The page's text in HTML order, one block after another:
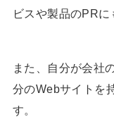
ビスや製品のPRに
また、自分が会社
分のWebサイトを
す。